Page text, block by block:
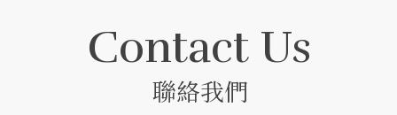
Contact Us
聯絡我們